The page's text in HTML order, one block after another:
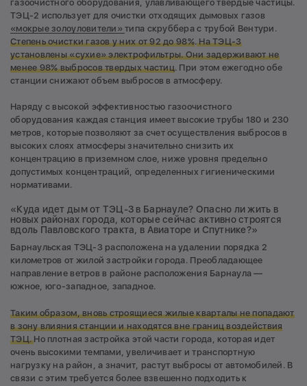
газоочистного оборудования, улавливающего твердые частицы.
ТЭЦ-2 использует для очистки отходящих дымовых газов
«мокрые золоуловители»типа скруббера с трубой Вентури.
Степень очистки газов у них от 92 до 98%.На ТЭЦ-3
установлены «сухие» электрофильтры. Они задерживают не
менее 98% выбросов твердых частиц. При этом ежегодно обе
станции снижают объем выбросов в атмосферу.
Наряду с высокой эффективностью газоочистного
оборудования каждая станция имеет высокие трубы 180 и 230
метров, которые позволяют за счет осуществления выбросов в
высоких слоях атмосферы значительно снизить их
концентрацию в приземном слое, ниже уровня предельно
допустимых концентраций, определенных гигиеническими
нормативами.
«Куда идет дым от ТЭЦ-3 в Барнауле? Опасно ли жить в
новых районах города, которые сейчас активно строятся
вдоль Павловского тракта, в Авиаторе и Спутнике?»
Барнаульская ТЭЦ-3 расположена на удалении порядка 2
километров от жилой застройки города. Преобладающее
направление ветров в районе расположения Барнаула —
южное, юго-западное, западное.
Таким образом, вновь строящиеся жилые кварталы не попадают
в зону влияния станции и находятся вне границ воздействия
ТЭЦ.Но плотная застройка этой части города, которая идет
очень высокими темпами, увеличивает и транспортную
нагрузку на район, а значит, растут выбросы от автомобилей. В
связи с этим требуется более взвешенно подходить к